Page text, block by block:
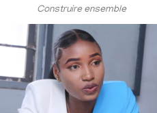
Construire ensemble